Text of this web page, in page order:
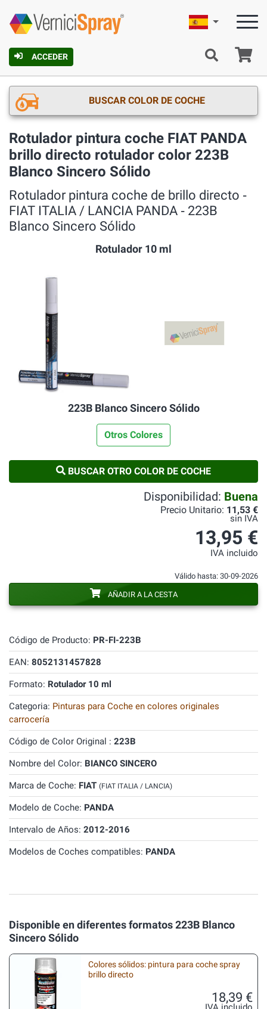
ACCEDER
Español
BUSCAR COLOR DE COCHE
Rotulador pintura coche FIAT PANDA
brillo directo rotulador color 223B
Blanco Sincero Sólido
Rotulador pintura coche de brillo directo ‐
FIAT ITALIA / LANCIA PANDA ‐ 223B
Blanco Sincero Sólido
Rotulador 10 ml
223B Blanco Sincero Sólido
Otros Colores
BUSCAR OTRO COLOR DE COCHE
Código de Producto: PR-FI-223B
EAN: 8052131457828
Formato: Rotulador 10 ml
Categoria: Pinturas para Coche en colores originales
carrocería
Código de Color Original : 223B
Nombre del Color: BIANCO SINCERO
Marca de Coche: FIAT (FIAT ITALIA / LANCIA)
Modelo de Coche: PANDA
Intervalo de Años: 2012-2016
Modelos de Coches compatibles: PANDA
Disponibilidad: Buena
Precio Unitario: 11,53 €
sin IVA
13,95 €
IVA incluido
Válido hasta: 30-09-2026
AÑADIR A LA CESTA
Disponible en diferentes formatos 223B Blanco
Sincero Sólido
Colores sólidos: pintura para coche spray
brillo directo
18,39 €